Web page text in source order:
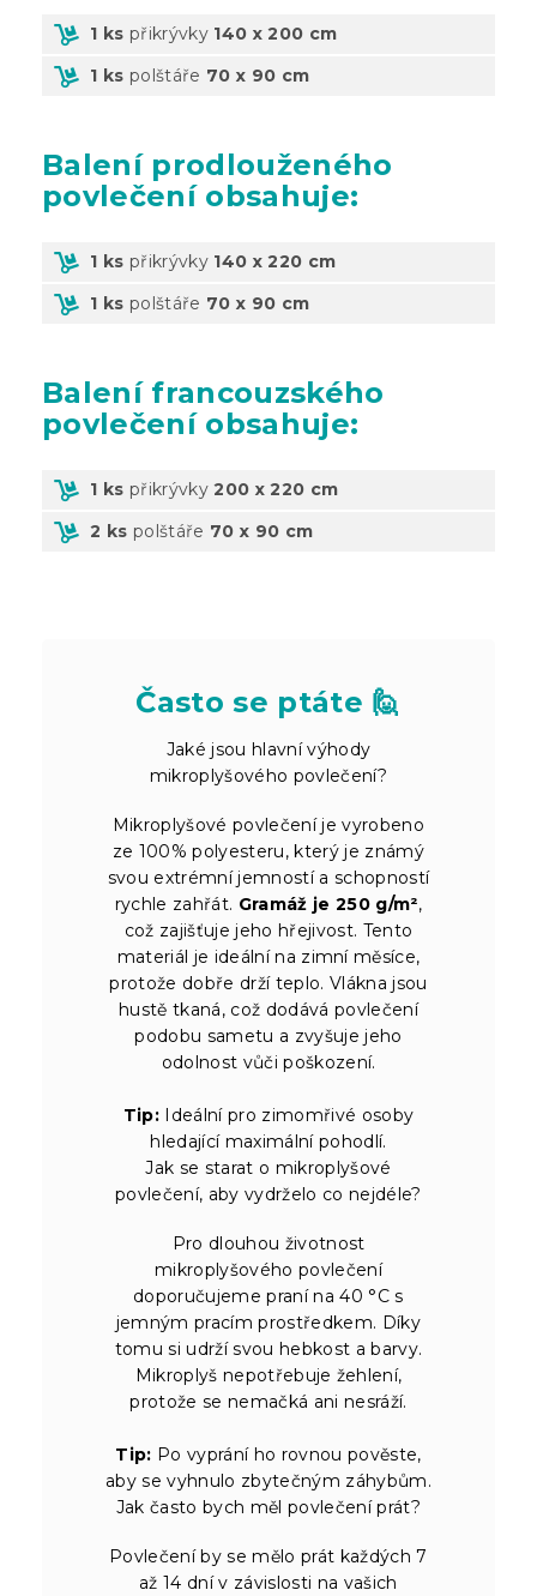
1 ks přikrývky 140 x 200 cm
1 ks polštáře 70 x 90 cm
Baleníprodlouženého
povlečení obsahuje:
1 ks přikrývky 140 x 220 cm
1 ks polštáře 70 x 90 cm
Balenífrancouzského
povlečení obsahuje:
1 ks přikrývky200 x 220 cm
2 ks polštáře 70 x 90 cm
Často se ptáte 🙋
Jaké jsou hlavní výhody
mikroplyšového povlečení?
Mikroplyšové povlečení je vyrobeno
ze 100% polyesteru, který je známý
svou extrémní jemností a schopností
rychle zahřát. Gramáž je 250 g/m²,
což zajišťuje jeho hřejivost. Tento
materiál je ideální na zimní měsíce,
protože dobře drží teplo. Vlákna jsou
hustě tkaná, což dodává povlečení
podobu sametu a zvyšuje jeho
odolnost vůči poškození.
Tip: Ideální pro zimomřivé osoby
hledající maximální pohodlí.
Jak se starat o mikroplyšové
povlečení, aby vydrželo co nejdéle?
Pro dlouhou životnost
mikroplyšového povlečení
doporučujeme praní na 40 °C s
jemným pracím prostředkem. Díky
tomu si udrží svou hebkost a barvy.
Mikroplyš nepotřebuje žehlení,
protože se nemačká ani nesráží.
Tip: Po vyprání ho rovnou pověste,
aby se vyhnulo zbytečným záhybům.
Jak často bych měl povlečení prát?
Povlečení by se mělo prát každých 7
až 14 dní v závislosti na vašich